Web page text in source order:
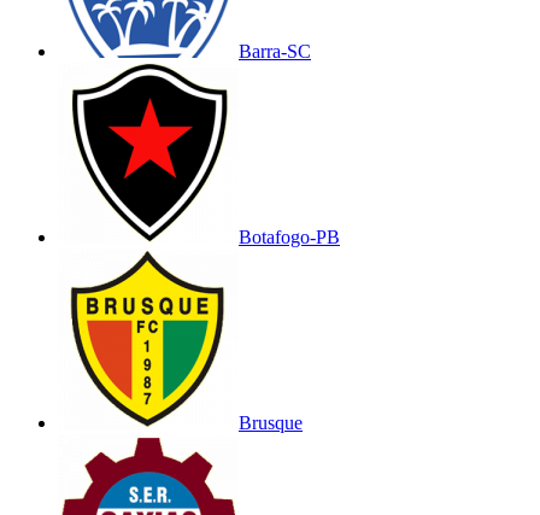
Barra-SC
Botafogo-PB
Brusque